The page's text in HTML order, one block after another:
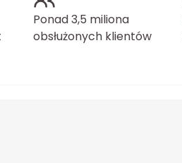
Ponad 3,5 miliona
obsłużonych klientów